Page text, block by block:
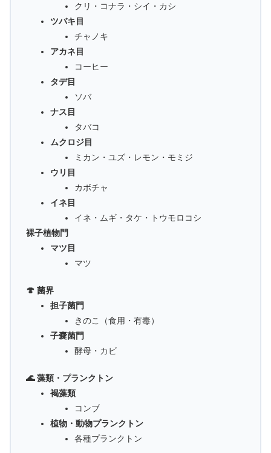
クリ・コナラ・シイ・カシ
ツバキ目
チャノキ
アカネ目
コーヒー
タデ目
ソバ
ナス目
タバコ
ムクロジ目
ミカン・ユズ・レモン・モミジ
ウリ目
カボチャ
イネ目
イネ・ムギ・タケ・トウモロコシ
裸子植物門
マツ目
マツ
🍄 菌界
担子菌門
きのこ（食用・有毒）
子嚢菌門
酵母・カビ
🌊 藻類・プランクトン
褐藻類
コンブ
植物・動物プランクトン
各種プランクトン